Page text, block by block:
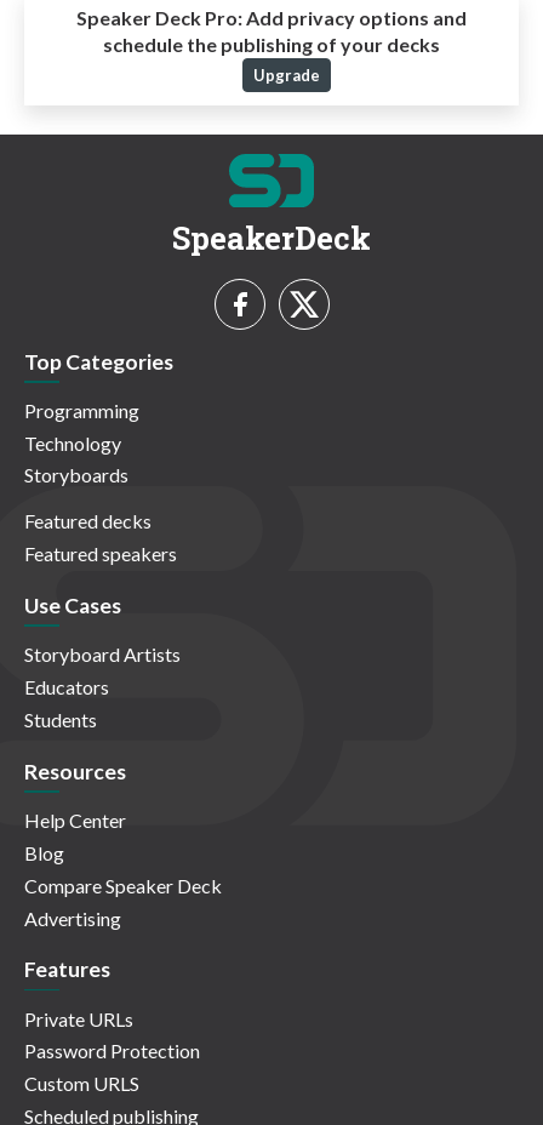
Speaker Deck Pro:Add privacy options and
schedule the publishing of your decks
Upgrade
SpeakerDeck
Top Categories
Programming
Technology
Storyboards
Featured decks
Featured speakers
Use Cases
Storyboard Artists
Educators
Students
Resources
Help Center
Blog
Compare Speaker Deck
Advertising
Features
Private URLs
Password Protection
Custom URLS
Scheduled publishing